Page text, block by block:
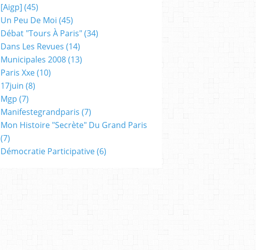
[aigp] (45)
Un Peu De Moi (45)
Débat "tours À Paris"(34)
Dans Les Revues (14)
Municipales 2008(13)
Paris Xxe(10)
17juin (8)
Mgp (7)
Manifestegrandparis (7)
Mon Histoire "secrète" Du Grand Paris
(7)
Démocratie Participative(6)